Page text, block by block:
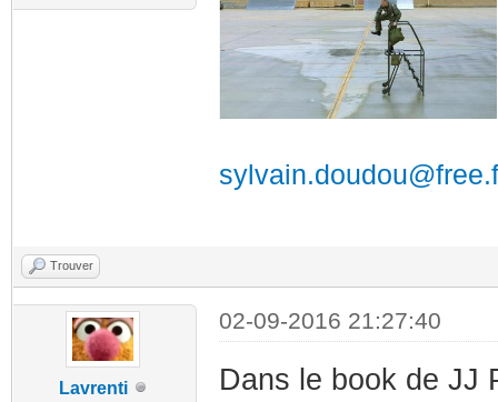
Trouver
Lavrenti
02-09-2016 21:27:40
Dans le book de JJ